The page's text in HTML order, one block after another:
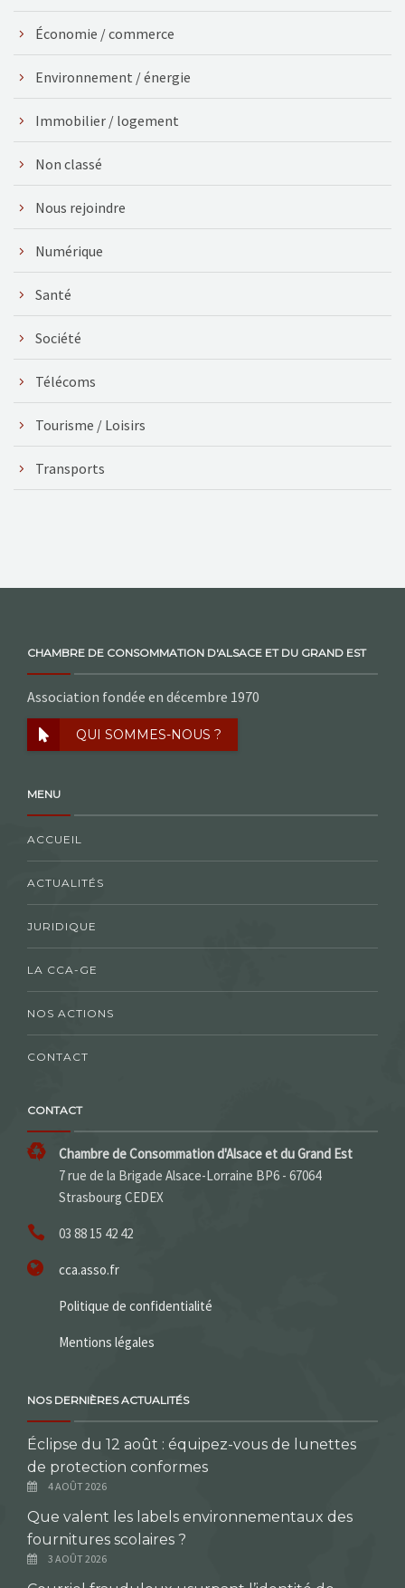
Économie / commerce
Environnement / énergie
Immobilier / logement
Non classé
Nous rejoindre
Numérique
Santé
Société
Télécoms
Tourisme / Loisirs
Transports
CHAMBRE DE CONSOMMATION D'ALSACE ET DU GRAND EST
Association fondée en décembre 1970
QUI SOMMES-NOUS ?
MENU
ACCUEIL
ACTUALITÉS
JURIDIQUE
LA CCA-GE
NOS ACTIONS
CONTACT
CONTACT
Chambre de Consommation d'Alsace et du Grand Est
7 rue de la Brigade Alsace-Lorraine BP6 - 67064
Strasbourg CEDEX
03 88 15 42 42
cca.asso.fr
Politique de confidentialité
Mentions légales
NOS DERNIÈRES ACTUALITÉS
Éclipse du 12 août : équipez-vous de lunettes
de protection conformes
4 AOÛT 2026
Que valent les labels environnementaux des
fournitures scolaires ?
3 AOÛT 2026